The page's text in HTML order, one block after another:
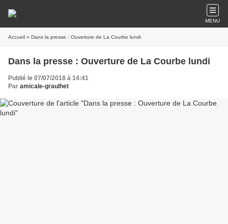
MENU
Accueil » Dans la presse : Ouverture de La Courbe lundi
Dans la presse : Ouverture de La Courbe lundi
Publié le 07/07/2018 à 14:41
Par amicale-graulhet